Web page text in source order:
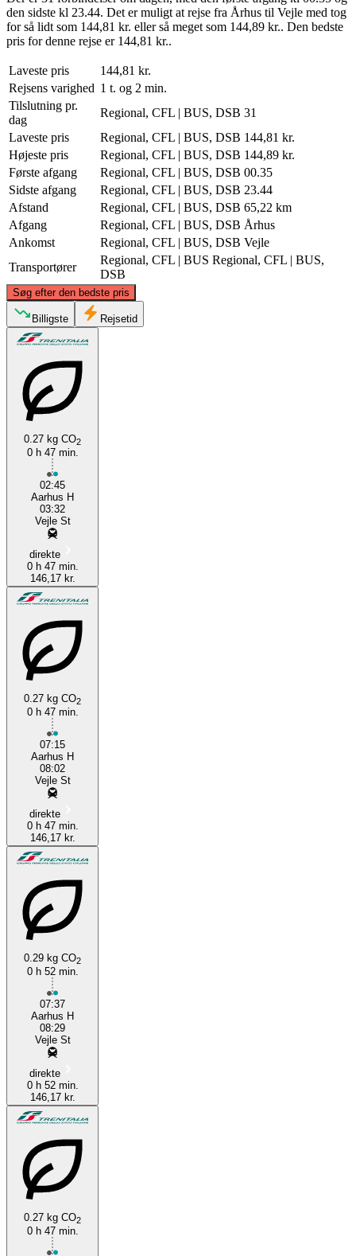
den sidste kl 23.44. Det er muligt at rejse fra Århus til Vejle med tog
for så lidt som 144,81 kr. eller så meget som 144,89 kr.. Den bedste
pris for denne rejse er 144,81 kr..
Laveste pris
144,81 kr.
Rejsens varighed 1 t. og 2 min.
Tilslutning pr.
dag
Regional, CFL | BUS, DSB 31
Laveste pris
Regional, CFL | BUS, DSB 144,81 kr.
Højeste pris
Regional, CFL | BUS, DSB 144,89 kr.
Første afgang
Regional, CFL | BUS, DSB 00.35
Sidste afgang
Regional, CFL | BUS, DSB 23.44
Afstand
Regional, CFL | BUS, DSB 65,22 km
Afgang
Regional, CFL | BUS, DSB Århus
Ankomst
Regional, CFL | BUS, DSB Vejle
Transportører
Regional, CFL | BUS Regional, CFL | BUS,
DSB
Søg efter den bedste pris
Billigste Rejsetid
0.27 kg CO2
0 h 47 min.
02:45
Aarhus H
03:32
Vejle St
direkte
0 h 47 min.
146,17 kr.
0.27 kg CO2
0 h 47 min.
07:15
Aarhus H
08:02
Vejle St
direkte
0 h 47 min.
146,17 kr.
0.29 kg CO2
0 h 52 min.
07:37
Aarhus H
08:29
Vejle St
direkte
0 h 52 min.
146,17 kr.
0.27 kg CO2
0 h 47 min.